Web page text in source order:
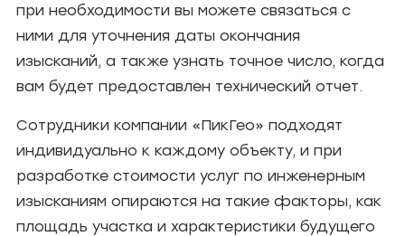
при необходимости вы можете связаться с
ними для уточнения даты окончания
изысканий, а также узнать точное число, когда
вам будет предоставлен технический отчет.
Сотрудники компании «ПикГео» подходят
индивидуально к каждому объекту, и при
разработке стоимости услуг по инженерным
изысканиям опираются на такие факторы, как
площадь участка и характеристики будущего